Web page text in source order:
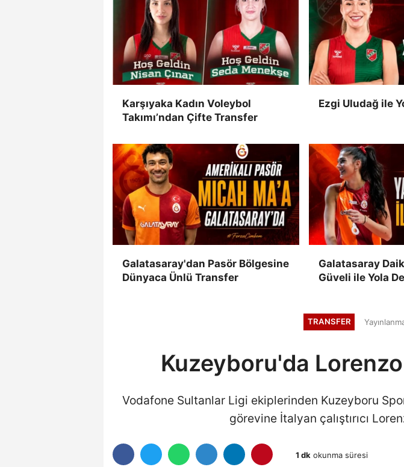
Karşıyaka Kadın Voleybol
Takımı’ndan Çifte Transfer
Ezgi Uludağ ile
Galatasaray'dan Pasör Bölgesine
Dünyaca Ünlü Transfer
Galatasaray
Güveli ile Yola
TRANSFER
Kuzeyboru'da
Vodafone Sultanlar Ligi ekiplerinden Kuzeyboru
görevine İtalyan çalıştırıcı
1 dk okunma süresi